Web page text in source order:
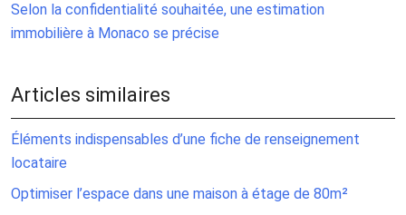
Selon la confidentialité souhaitée, une estimation
immobilière à Monaco se précise
Articles similaires
Éléments indispensables d’une fiche de renseignement
locataire
Optimiser l’espace dans une maison à étage de 80m²